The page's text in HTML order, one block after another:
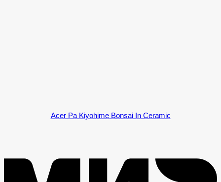
Acer Pa Kiyohime Bonsai In Ceramic